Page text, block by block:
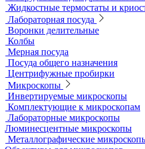
Лабораторные сита
Мельницы лабораторные
Оборудование для
Жидкостные термостаты и
Лабораторная посуда
Воронки делительные
Колбы
Мерная посуда
Посуда общего назначения
Центрифужные пробирки